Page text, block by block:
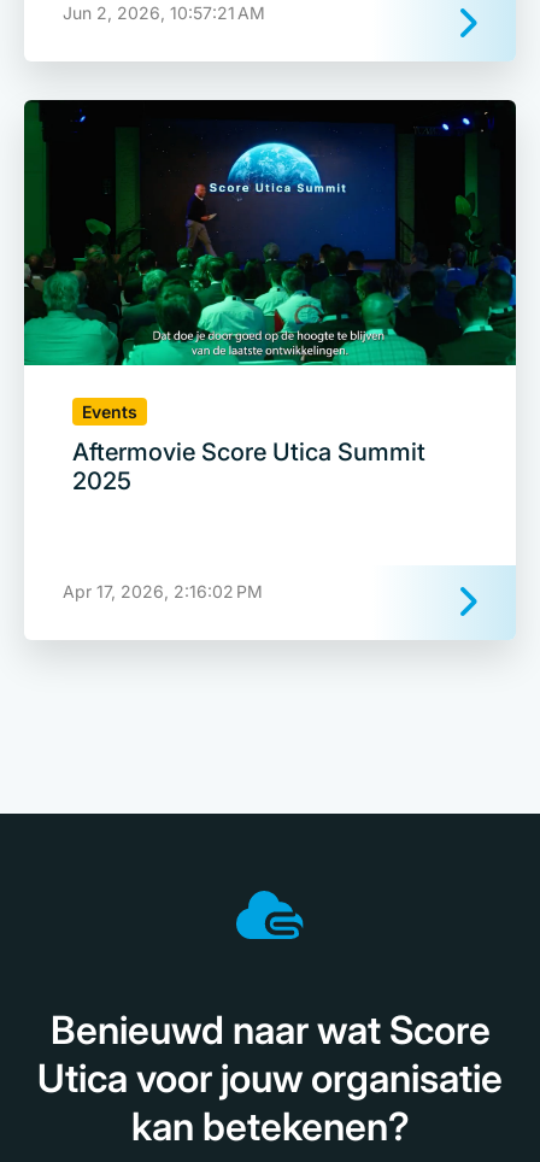
Jun 2, 2026, 10:57:21 AM
Events
Aftermovie Score Utica Summit
2025
Apr 17, 2026, 2:16:02 PM
Benieuwd naar wat Score
Utica voor jouw organisatie
kan betekenen?